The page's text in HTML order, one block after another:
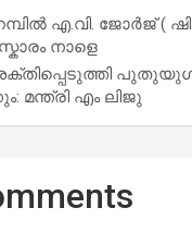
എ.​വി. ജോ​ർ​ജ് (
നാളെ
മന്ത്രി എം ലിജു